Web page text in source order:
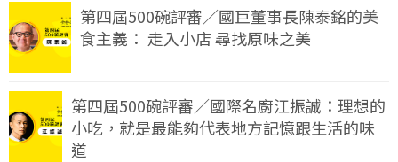
第四屆500碗評審／國巨董事長陳泰銘的美
食主義： 走入小店 尋找原味之美
第四屆500碗評審／國際名廚江振誠：理想的
小吃，就是最能夠代表地方記憶跟生活的味
道